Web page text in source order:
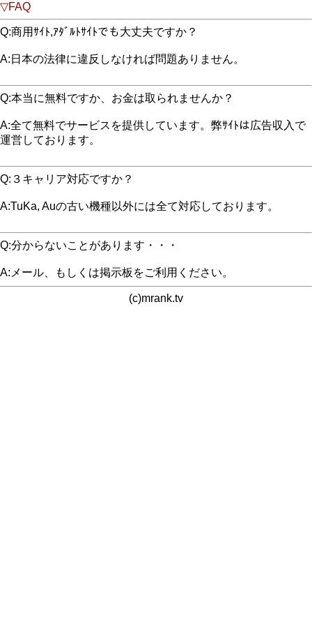
▽FAQ
Q:商用ｻｲﾄ,ｱﾀﾞﾙﾄｻｲﾄでも大丈夫ですか？
A:日本の法律に違反しなければ問題ありません。
Q:本当に無料ですか、お金は取られませんか？
A:全て無料でサービスを提供しています。弊ｻｲﾄは広告収入で
運営しております。
Q:３キャリア対応ですか？
A:TuKa, Auの古い機種以外には全て対応しております。
Q:分からないことがあります・・・
A:メール、もしくは掲示板をご利用ください。
(c)mrank.tv